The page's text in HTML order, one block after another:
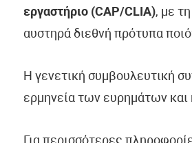
εργαστήριο (CAP/CLIA), με
αυστηρά διεθνή πρότυπα
Η γενετική συμβουλευτική
ερμηνεία των ευρημάτων